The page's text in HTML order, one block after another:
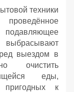
техники
проведённое
выездом в
очистить
еды,
к